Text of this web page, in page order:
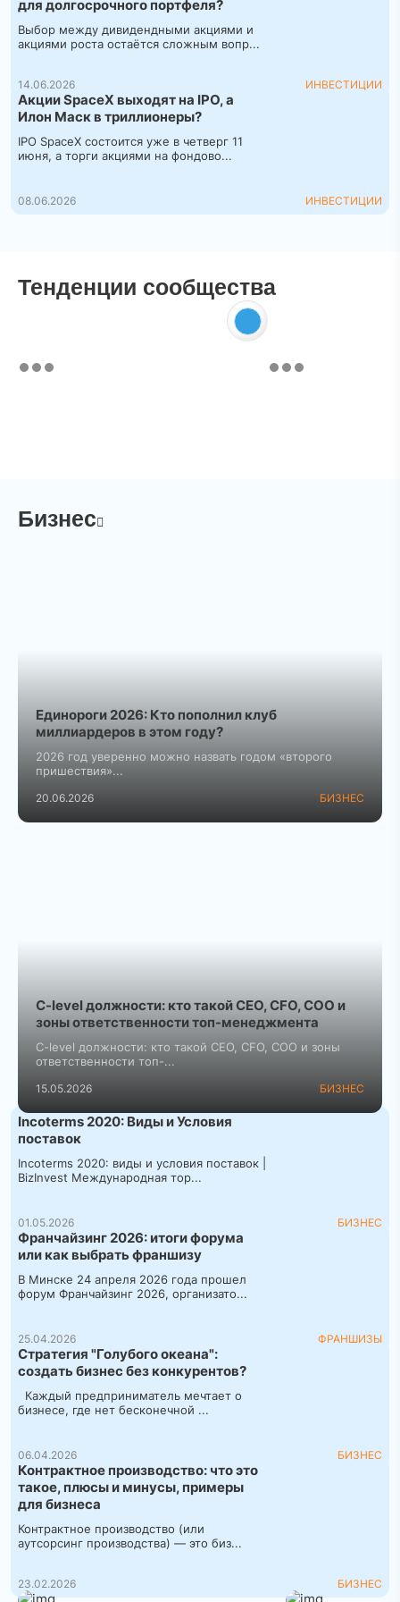
для долгосрочного портфеля?
Выбор между дивидендными акциями и
акциями роста остаётся сложным вопр...
14.06.2026 ИНВЕСТИЦИИ
Акции SpaceX выходят на IPO, а
Илон Маск в триллионеры?
IPO SpaceX состоится уже в четверг 11
июня, а торги акциями на фондово...
08.06.2026 ИНВЕСТИЦИИ
Тенденции сообщества
Бизнес
Единороги 2026: Кто пополнил клуб
миллиардеров в этом году?
2026 год уверенно можно назвать годом «второго
пришествия»...
20.06.2026 БИЗНЕС
C-level должности: кто такой CEO, CFO, COO и
зоны ответственности топ-менеджмента
C-level должности: кто такой CEO, CFO, COO и зоны
ответственности топ-...
15.05.2026 БИЗНЕС
Incoterms 2020: Виды и Условия
поставок
Incoterms 2020: виды и условия поставок |
BizInvest Международная тор...
01.05.2026 БИЗНЕС
Франчайзинг 2026: итоги форума
или как выбрать франшизу
В Минске 24 апреля 2026 года прошел
форум Франчайзинг 2026, организато...
25.04.2026 ФРАНШИЗЫ
Стратегия "Голубого океана":
создать бизнес без конкурентов?
Каждый предприниматель мечтает о
бизнесе, где нет бесконечной ...
06.04.2026 БИЗНЕС
Контрактное производство: что это
такое, плюсы и минусы, примеры
для бизнеса
Контрактное производство (или
аутсорсинг производства) — это биз...
23.02.2026 БИЗНЕС